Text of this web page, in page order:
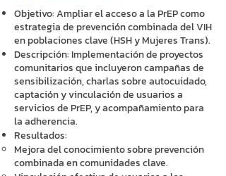
Objetivo: Ampliar el acceso a la PrEP como
estrategia de prevención combinada del VIH
en poblaciones clave (HSH y Mujeres Trans).
Descripción: Implementación de proyectos
comunitarios que incluyeron campañas de
sensibilización, charlas sobre autocuidado,
captación y vinculación de usuarios a
servicios de PrEP, y acompañamiento para
la adherencia.
Resultados:
Mejora del conocimiento sobre prevención
combinada en comunidades clave.